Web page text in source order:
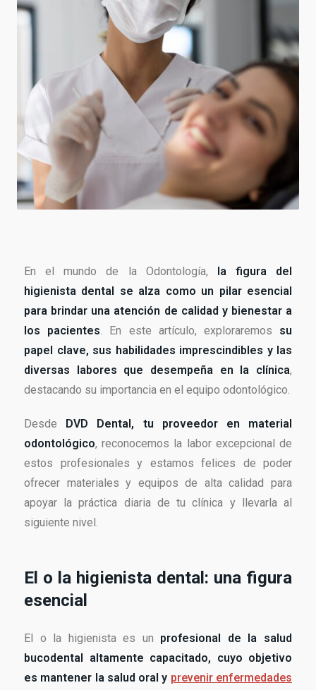
En el mundo de la Odontología,
la figura del
higienista dental se alza como un pilar esencial
para brindar una atención de calidad y bienestar a
los pacientes. En este artículo, exploraremos su
papel clave, sus habilidades imprescindibles y las
diversas labores que desempeña en la clínica,
destacando su importancia en el equipo odontológico.
Desde
DVD Dental, tu proveedor en material
odontológico, reconocemos la labor excepcional de
estos profesionales y estamos felices de poder
ofrecer materiales y equipos de alta calidad para
apoyar la práctica diaria de tu clínica y llevarla al
siguiente nivel.
El o la higienista dental: una figura
esencial
El o la higienista es un profesional de la salud
bucodental altamente capacitado, cuyo objetivo
es mantener la salud oral y prevenir enfermedades